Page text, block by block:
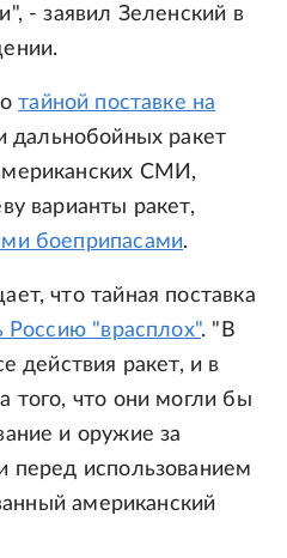
- заявил Зеленский в
отайной поставке на
дальнобойных ракет
СМИ,
варианты ракет,
боеприпасами.
что тайная поставка
Россию "врасплох". "В
действия ракет, и в
что они могли бы
и оружие за
перед использованием
американский